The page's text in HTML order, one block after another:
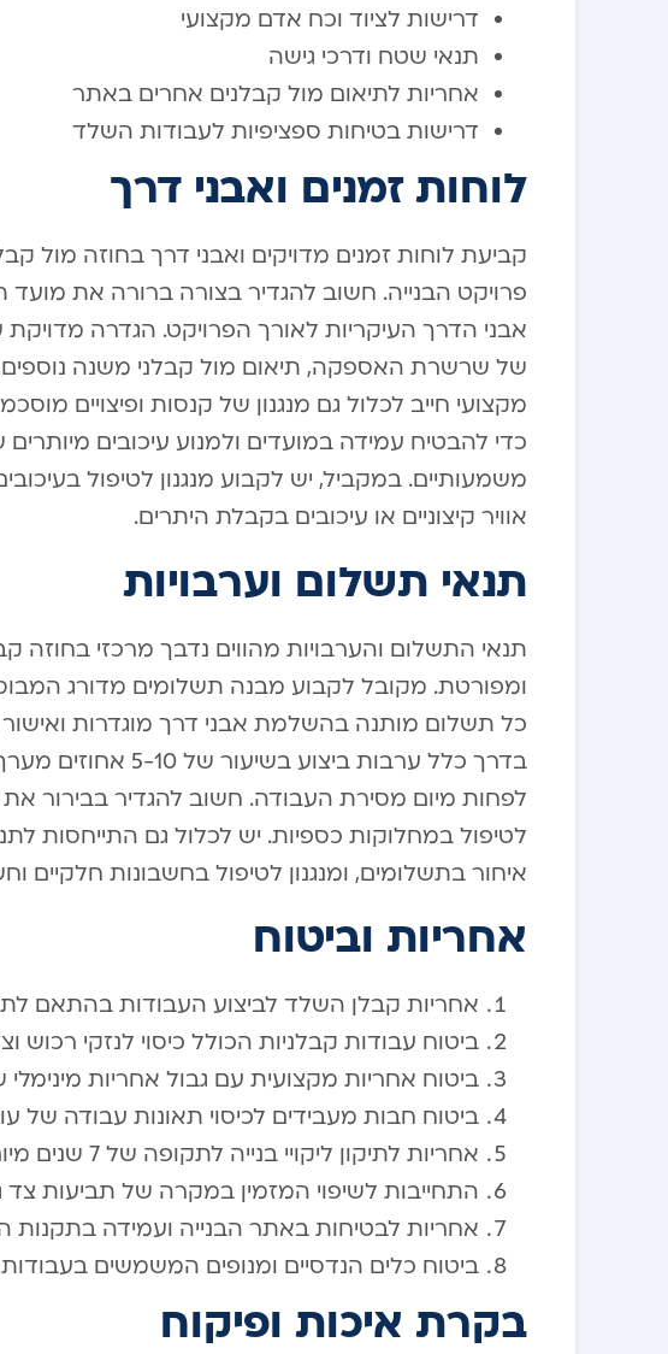
דרישות לציוד וכח אדם מקצועי
תנאי שטח ודרכי גישה
אחריות לתיאום מול קבלנים אחרים באתר
דרישות בטיחות ספציפיות לעבודות השלד
לוחות זמנים ואבני דרך
קביעת לוחות זמנים מדויקים ואבני דרך בחוזה
פרויקט הבנייה. חשוב להגדיר בצורה ברורה את
אבני הדרך העיקריות לאורך הפרויקט. הגדרה
של שרשרת האספקה, תיאום מול קבלני משנה נוספים,
מקצועי חייב לכלול גם מנגנון של קנסות ופיצויים
כדי להבטיח עמידה במועדים ולמנוע עיכובים מיותרים
משמעותיים. במקביל, יש לקבוע מנגנון לטיפול
אוויר קיצוניים או עיכובים בקבלת היתרים.
תנאי תשלום וערבויות
תנאי התשלום והערבויות מהווים נדבך מרכזי בחוזה
ומפורטת. מקובל לקבוע מבנה תשלומים מדורג
כל תשלום מותנה בהשלמת אבני דרך מוגדרות
בדרך כלל ערבות
לפחות מיום מסירת העבודה. חשוב להגדיר בבירור
לטיפול במחלוקות כספיות. יש לכלול גם התייחסות
איחור בתשלומים, ומנגנון לטיפול בחשבונות חלקיים
אחריות וביטוח
אחריות קבלן השלד לביצוע העבודות בהתאם
ביטוח עבודות קבלניות הכולל כיסוי לנזקי רכוש
ביטוח אחריות מקצועית עם גבול אחריות מינימלי של 5 מיליון
ביטוח חבות מעבידים לכיסוי תאונות עבודה של
אחריות לתיקון ליקויי בנייה לתקופה של 7 שנים מיום מסירת המבנה
התחייבות לשיפוי המזמין במקרה של תביעות צד
אחריות לבטיחות באתר הבנייה ועמידה בתקנות
ביטוח כלים הנדסיים ומנופים המשמשים
בקרת איכות ופיקוח